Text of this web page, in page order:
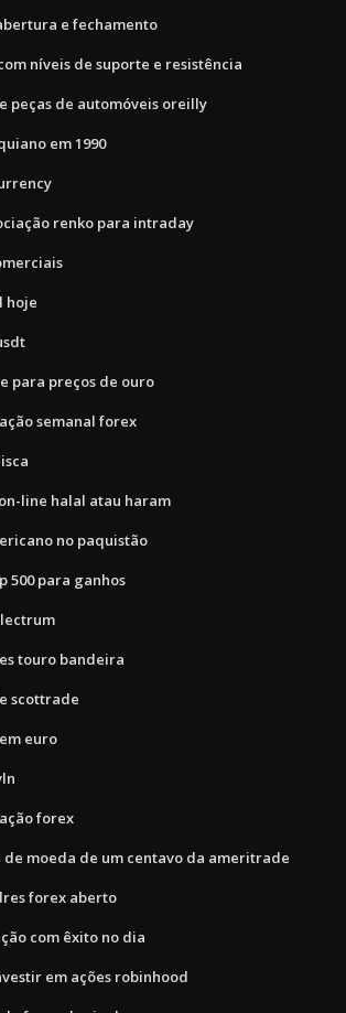
e fechamento
níveis de suporte e resistência
peças de automóveis oreilly
em 1990
renko para intraday
hoje
para preços de ouro
semanal forex
line halal atau haram
no paquistão
500 para ganhos
touro bandeira
scottrade
euro
forex
de moeda de um centavo da ameritrade
forex aberto
com êxito no dia
em ações robinhood